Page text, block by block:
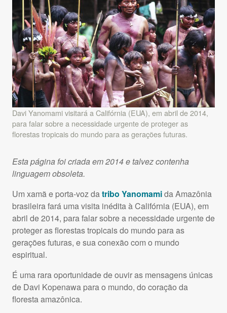
Davi Yanomami visitará a Califórnia (EUA), em abril de 2014,
para falar sobre a necessidade urgente de proteger as
florestas tropicais do mundo para as gerações futuras.
Esta página foi criada em 2014 e talvez contenha
linguagem obsoleta.
Um xamã e porta-voz datribo Yanomamida Amazônia
brasileira fará uma visita inédita à Califórnia (EUA), em
abril de 2014, para falar sobre a necessidade urgente de
proteger as florestas tropicais do mundo para as
gerações futuras, e sua conexão com o mundo
espiritual.
É uma rara oportunidade de ouvir as mensagens únicas
de Davi Kopenawa para o mundo, do coração da
floresta amazônica.